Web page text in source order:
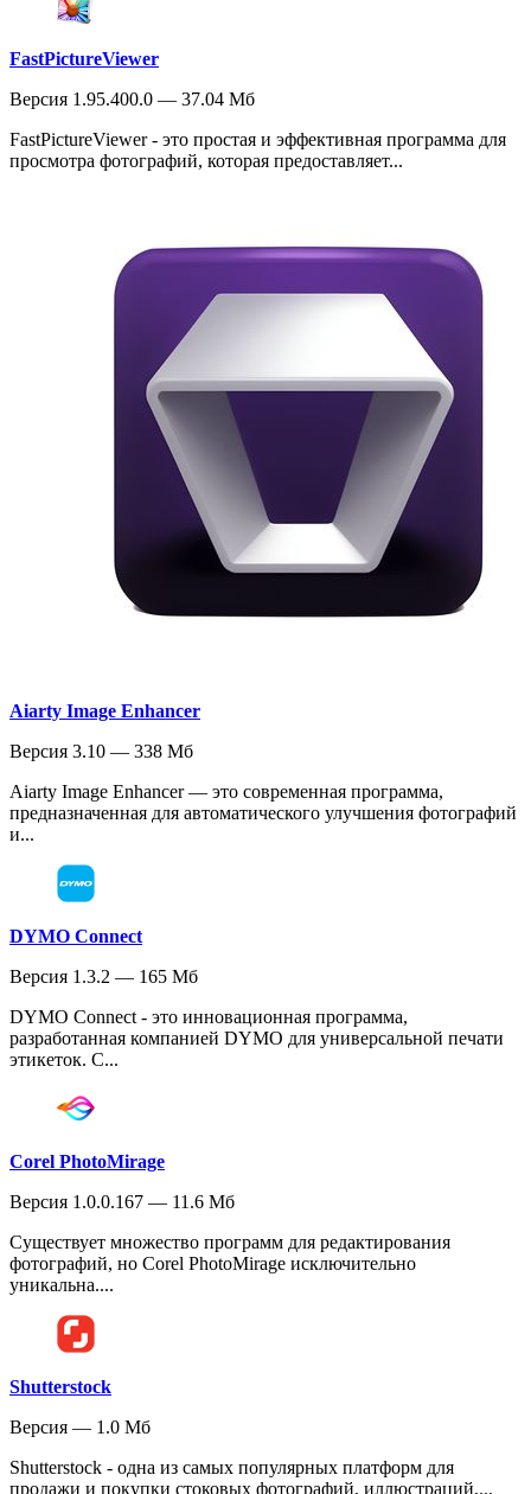
FastPictureViewer
Версия 1.95.400.0 — 37.04 Мб
FastPictureViewer - это простая и эффективная программа для
просмотра фотографий, которая предоставляет...
Aiarty Image Enhancer
Версия 3.10 — 338 Мб
Aiarty Image Enhancer — это современная программа,
предназначенная для автоматического улучшения фотографий
и...
DYMO Connect
Версия 1.3.2 — 165 Мб
DYMO Connect - это инновационная программа,
разработанная компанией DYMO для универсальной печати
этикеток. С...
Corel PhotoMirage
Версия 1.0.0.167 — 11.6 Мб
Существует множество программ для редактирования
фотографий, но Corel PhotoMirage исключительно
уникальна....
Shutterstock
Версия — 1.0 Мб
Shutterstock - одна из самых популярных платформ для
продажи и покупки стоковых фотографий, иллюстраций,...